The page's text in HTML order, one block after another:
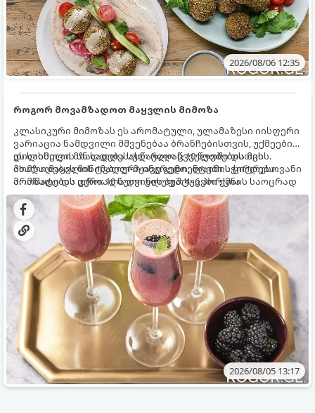
2026/08/06 12:35
როგორ მოვამზადოთ მაყვლის მიმოზა
კლასიკური მიმოზას ეს არომატული, ულამაზესი იისფერი
ვარიაცია ნამდვილი მშვენებაა ბრანჩებისთვის, უქმეების
დილისთვის ან სადღესასწაულო წვეულებებისთვის.
ახალი მაყვლის ტკბილ-მჟავე გემო, ლაიმის ციტრუსოვანი
არომატი და ცქრიალა ღვინის ბუშტუკები ქმნის საოცრად
დახვეწილ და მაგრილებელ კოქტეილს.
ეს სასმელი მზადდება სულ რაღაც 10 წუთში და მის
მომზადებას მინიმალური ინგრედიენტები სჭირდება.
მომზადების დრო: 10 წუთი ულუფა: 4–6 პორცია
2026/08/05 13:17